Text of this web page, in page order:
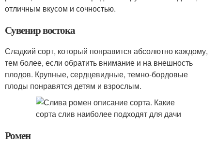
отличным вкусом и сочностью.
Сувенир востока
Сладкий сорт, который понравится абсолютно каждому,
тем более, если обратить внимание и на внешность
плодов. Крупные, сердцевидные, темно-бордовые
плоды понравятся детям и взрослым.
Ромен